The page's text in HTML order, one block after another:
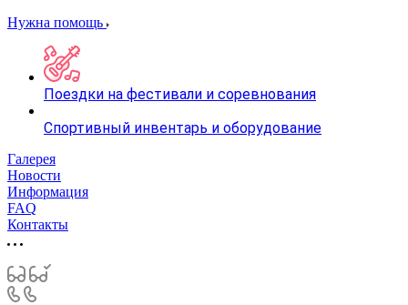
Нужна помощь
Поездки на фестивали и соревнования
Спортивный инвентарь и оборудование
Галерея
Новости
Информация
FAQ
Контакты